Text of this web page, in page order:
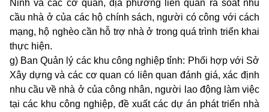
Ninh và các cơ quan, địa phương liên quan rà soát nhu
cầu nhà ở của các hộ chính sách, người có công với cách
mạng, hộ nghèo cần hỗ trợ nhà ở trong quá trình triển khai
thực hiện.
g) Ban Quản lý các khu công nghiệp tỉnh: Phối hợp với Sở
Xây dựng và các cơ quan có liên quan đánh giá, xác định
nhu cầu về nhà ở của công nhân, người lao động làm việc
tại các khu công nghiệp, đề xuất các dự án phát triển nhà